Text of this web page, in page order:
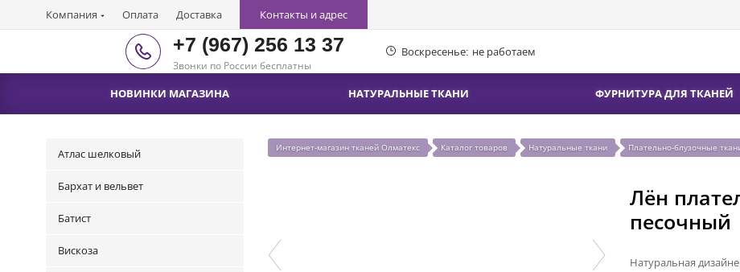
Компания Оплата Доставка Контакты и адрес
+7 (967) 256 13 37
Звонки по России бесплатны
Воскресенье: не работаем
НОВИНКИ МАГАЗИНА НАТУРАЛЬНЫЕ ТКАНИ ФУРНИТУРА ДЛЯ ТКАНЕЙ
Атлас шелковый
Бархат и вельвет
Батист
Вискоза
Интернет-магазин тканей Олматекс Каталог товаров Натуральные ткани Плательно-блузочные
Лён
песочный
Натуральная